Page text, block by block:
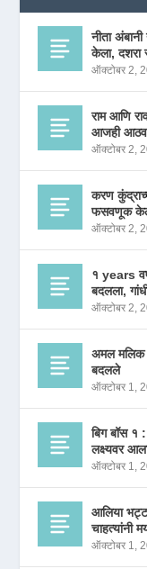
नीता
केला, दशरा
ऑक्टोबर 2,
राम आणि
आजही
ऑक्टोबर 2,
करण
फसवणूक
ऑक्टोबर 2,
१ years
बदलला,
ऑक्टोबर 2,
अमल मलिक
बदलले
ऑक्टोबर 1,
बिग बॉस १
लक्ष्यवर
ऑक्टोबर 1,
आलिया भट्ट
चाहत्यांनी
ऑक्टोबर 1,